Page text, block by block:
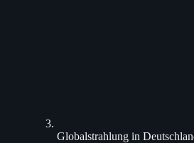
Globalstrahlung in